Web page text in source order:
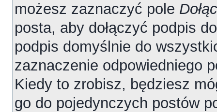
możesz zaznaczyć pole
posta, aby dołączyć podpis
podpis domyślnie do
zaznaczenie odpowiedniego
Kiedy to zrobisz, będziesz
go do pojedynczych postów